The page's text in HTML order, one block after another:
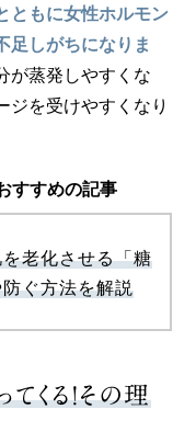
ともに女性ホルモン
足しがちになりま
が蒸発しやすくな
ジを受けやすくなり
すすめの記事
老化させる「糖
ぐ方法を解説
くる！その理